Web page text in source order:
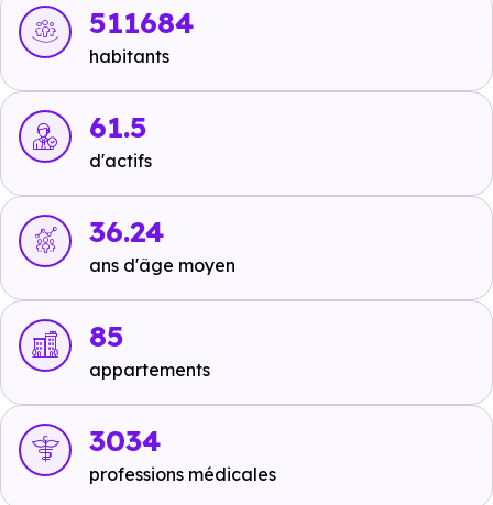
ou à 265 m, soit 3 min à pied
437 m, soit 1 min en voiture ou à 437 m, soit 5 min à
à 520 m, soit 1 min en voiture ou
à 520 m, soit 6 min à pied
Tramway :Ligne 1 - Ligne 2 : Fer à Cheval
Ligne 1 - Ligne 2 : Avenue de Muret-Marcel Cavaillé
à
2.3 km, soit 5 min en voiture ou à 961 m, soit 12 min à
soit 2 min en voiture ou à 1 km, soit 12 min à pied
Métro :
non disponible
RER :non disponible.
Autoroutes :A620 - Sortie 30
voiture ou à 2.7 km, soit 33 min à pied
511684
habitants
61.5
d'actifs
36.24
ans d'âge moyen
85
appartements
3034
professions médicales